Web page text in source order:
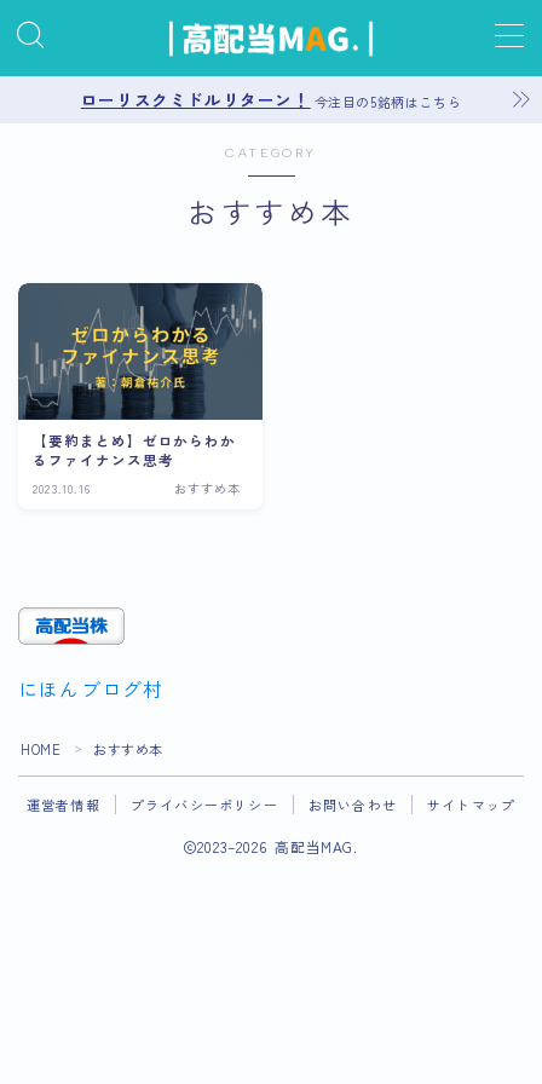
プライバシーポリシー
運営者情報
サイトマップ
ローリスクミドルリターン！ 今注目の5銘柄はこちら
CATEGORY
おすすめ本
【要約まとめ】ゼロからわか
るファイナンス思考
2023.10.16 おすすめ本
にほんブログ村
HOME ＞ おすすめ本
運営者情報 プライバシーポリシー お問い合わせ サイトマップ
2023–2026 高配当MAG.